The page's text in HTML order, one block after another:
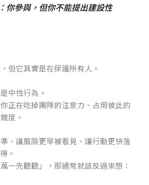
你參與，但你不能提出建設性
但它其實是在保護所有人。
中性行為。
正在吃掉團隊的注意力、占用彼此的
度。
、讓風險更早被看見、讓行動更快落
。
一先聽聽」，那通常就該反過來想：